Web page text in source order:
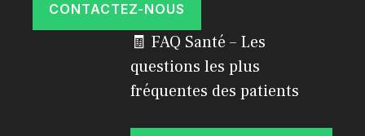
CONTACTEZ-NOUS
🧾 FAQ Santé – Les
questions les plus
fréquentes des patients